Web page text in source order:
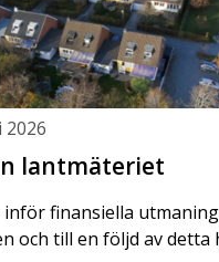
2026
lantmäteriet
finansiella
och till en följd av detta